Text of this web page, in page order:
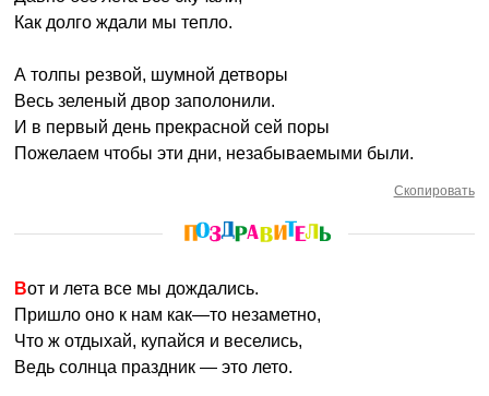
Как долго ждали мы тепло.
А толпы резвой, шумной детворы
Весь зеленый двор заполонили.
И в первый день прекрасной сей поры
Пожелаем чтобы эти дни, незабываемыми были.
Скопировать
Вот и лета все мы дождались.
Пришло оно к нам как—то незаметно,
Что ж отдыхай, купайся и веселись,
Ведь солнца праздник — это лето.